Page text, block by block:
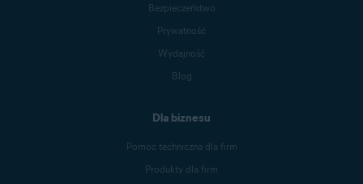
Bezpieczeństwo
Prywatność
Wydajność
Blog
Dla biznesu
Pomoc techniczna dla firm
Produkty dla firm